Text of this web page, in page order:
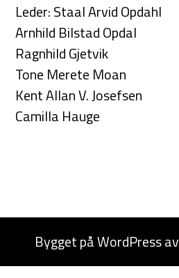
Leder: Staal Arvid Opdahl
Arnhild Bilstad Opdal
Ragnhild Gjetvik
Tone Merete Moan
Kent Allan V. Josefsen
Camilla Hauge
Bygget påWordPressav